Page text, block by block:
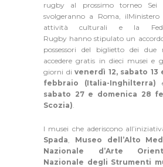
rugby al prossimo torneo Sei
svolgeranno a Roma,
attività culturali e la
Rugby hanno stipulato un
possessori del biglietto dei
accedere gratis in dieci musei e
giorni di venerdì 12, sabato 13
febbraio (Italia-Inghilterra)
sabato 27 e domenica 28
Scozia).
I musei che aderiscono
Spada
Museo dell’Alto
Nazionale d’Arte
Nazionale degli Strumenti